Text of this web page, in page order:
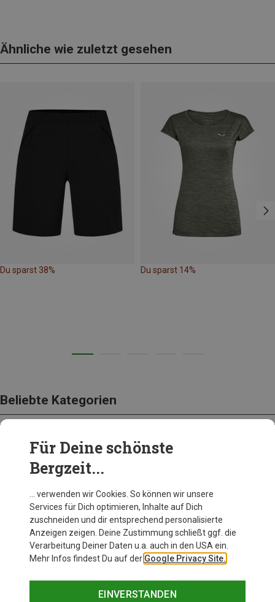
Ähnliche wie zuletzt gesehen
Du sparst 38% Du sparst 14%
Beliebte Kategorien
BEKLEIDUNG
Für Deine schönste
Bergzeit...
… verwenden wir Cookies. So können wir unsere
Services für Dich optimieren, Inhalte auf Dich
zuschneiden und dir entsprechend personalisierte
Anzeigen zeigen. Deine Zustimmung schließt ggf. die
Verarbeitung Deiner Daten u.a. auch in den USA ein.
Mehr Infos findest Du auf der Google Privacy Site.
EINVERSTANDEN